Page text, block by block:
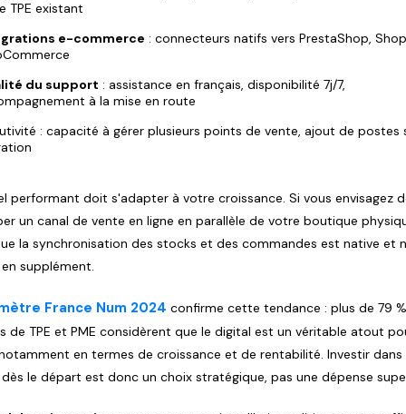
TPE existant
e-commerce : connecteurs natifs vers PrestaShop,
du support : assistance en français, disponibilité 7j/7,
à la mise en route
: capacité à gérer plusieurs points de vente, ajout de postes
performant doit s'adapter à votre croissance. Si vous envisagez
un canal de vente en ligne en parallèle de votre boutique
la synchronisation des stocks et des commandes est native et
supplément.
France Num 2024 confirme cette tendance : plus de 79
de TPE et PME considèrent que le digital est un véritable atout
en termes de croissance et de rentabilité. Investir dans
le départ est donc un choix stratégique, pas une dépense